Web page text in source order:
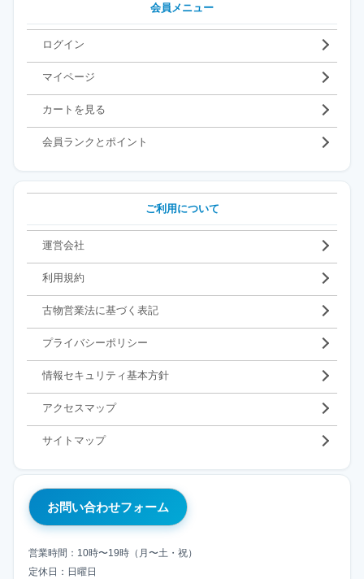
会員メニュー
ログイン
マイページ
カートを見る
会員ランクとポイント
ご利用について
運営会社
利用規約
古物営業法に基づく表記
プライバシーポリシー
情報セキュリティ基本方針
アクセスマップ
サイトマップ
お問い合わせフォーム
営業時間：10時〜19時（月〜土・祝）
定休日：日曜日